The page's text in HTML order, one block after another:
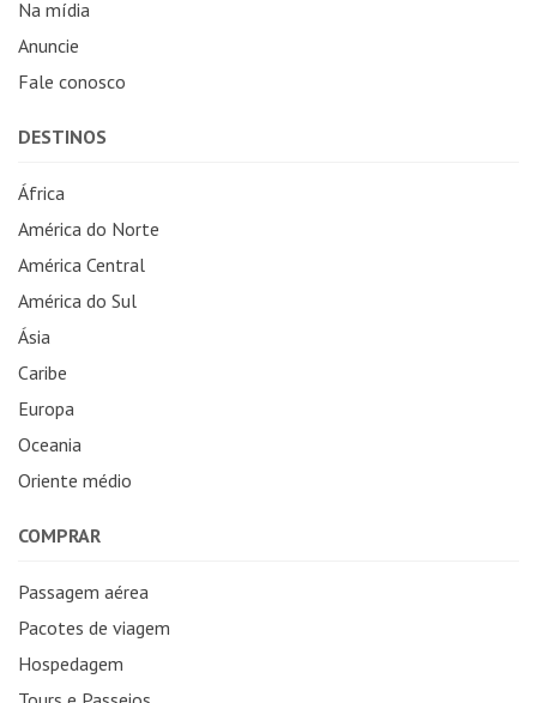
Na mídia
Anuncie
Fale conosco
DESTINOS
África
América do Norte
América Central
América do Sul
Ásia
Caribe
Europa
Oceania
Oriente médio
COMPRAR
Passagem aérea
Pacotes de viagem
Hospedagem